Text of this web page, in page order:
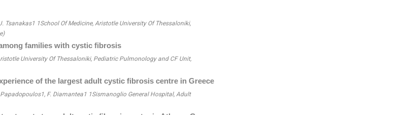
1School Of Medicine, Aristotle University Of Thessaloniki,
families with cystic fibrosis
University Of Thessaloniki, Pediatric Pulmonology and CF Unit,
of the largest adult cystic fibrosis centre in Greece
F. Diamantea1 1Sismanoglio General Hospital, Adult